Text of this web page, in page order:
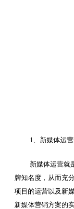
1、新媒体运营
新媒体运营就
牌知名度，从而充
项目的运营以及新
新媒体营销方案的